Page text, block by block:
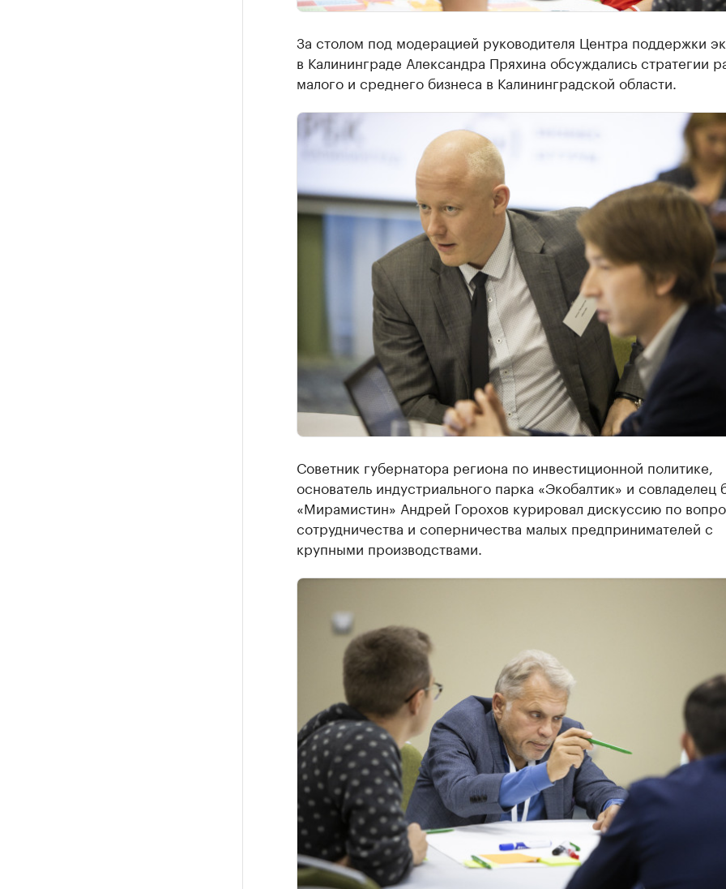
За столом под модерацией руководителя Центра поддержки
в Калининграде Александра Пряхина обсуждались стратегии
малого и среднего бизнеса в Калининградской области.
Советник губернатора региона по инвестиционной политике,
основатель индустриального парка «Экобалтик» и совладелец
«Мирамистин» Андрей Горохов курировал дискуссию по
сотрудничества и соперничества малых предпринимателей с
крупными производствами.